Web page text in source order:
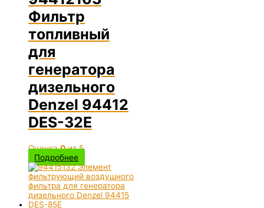
Фильтр
топливный
для
генератора
дизельного
Denzel 94412
DES-32E
Оценка0из 5
Подробнее